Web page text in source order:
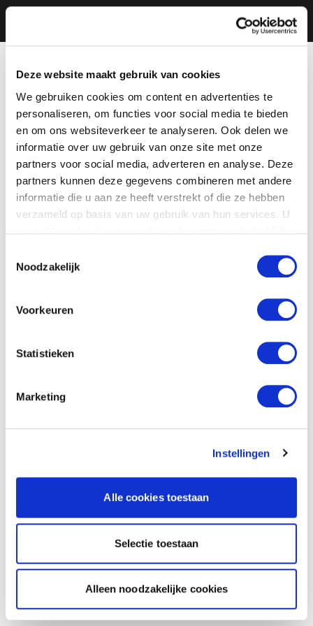
Deze website maakt gebruik van cookies
We gebruiken cookies om content en advertenties te
personaliseren, om functies voor social media te bieden
en om ons websiteverkeer te analyseren. Ook delen we
informatie over uw gebruik van onze site met onze
partners voor social media, adverteren en analyse. Deze
partners kunnen deze gegevens combineren met andere
informatie die u aan ze heeft verstrekt of die ze hebben
verzameld op basis van uw gebruik van hun services. U
Noodzakelijk
Voorkeuren
Statistieken
Marketing
Instellingen
Alle cookies toestaan
Selectie toestaan
Alleen noodzakelijke cookies